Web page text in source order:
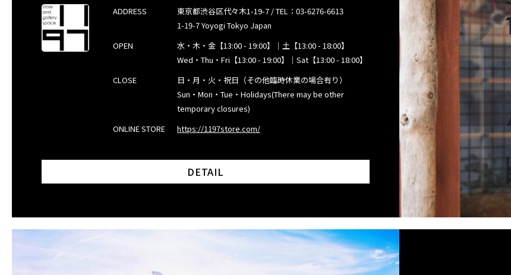
オンラインストア
商品タイプ
ショルダーバッグ
使用シーン
ビジネス｜通勤
ビジネス｜出張
自転車
休日
収納サイズ
XS｜5リッター以下
S｜10リッター以下
L｜25リッター以下
XL｜26リッター以上
ノートPC｜14インチ相当
商品価格
¥0 - ¥9,999
¥10,000 - ¥19,999
¥30,000 - ¥39,999
ニュース
ブランドストーリー
STORY
ジャーナル
取扱店舗
ADDRESS
東京都渋谷区代々木1-19-7 / TEL：03-6276-6613
1-19-7 Yoyogi Tokyo Japan
OPEN
水・木・金【13:00 - 19:00】｜土【13:00 - 18:00】
Wed・Thu・Fri【13:00 - 19:00】｜Sat【13:00 - 18:00】
CLOSE
日・月・火・祝日（その他臨時休業の場合有り）
Sun・Mon・Tue・Holidays(There may be other
temporary closures)
ONLINE STORE
https://1197store.com/
DETAIL